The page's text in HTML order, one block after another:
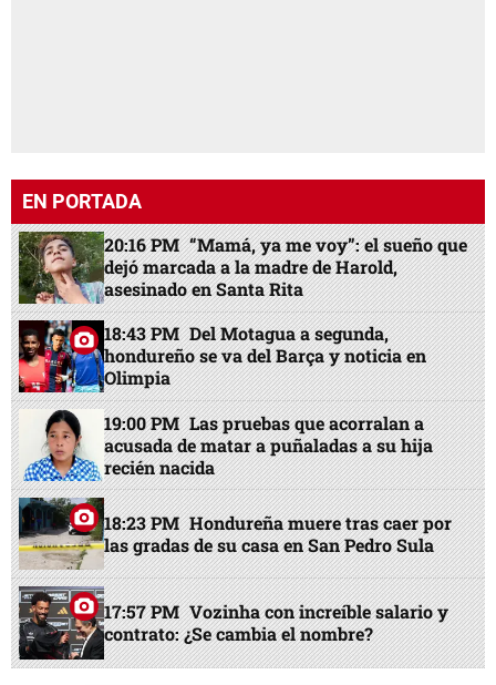
EN PORTADA
20:16 PM “Mamá, ya me voy”: el sueño que
dejó marcada a la madre de Harold,
asesinado en Santa Rita
18:43 PM Del Motagua a segunda,
hondureño se va del Barça y noticia en
Olimpia
19:00 PM Las pruebas que acorralan a
acusada de matar a puñaladas a su hija
recién nacida
18:23 PM Hondureña muere tras caer por
las gradas de su casa en San Pedro Sula
17:57 PM Vozinha con increíble salario y
contrato: ¿Se cambia el nombre?